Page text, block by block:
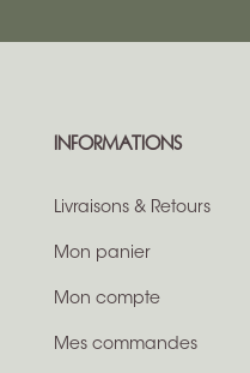
INFORMATIONS
Livraisons & Retours
Mon panier
Mon compte
Mes commandes